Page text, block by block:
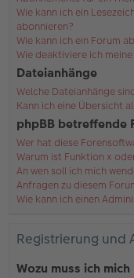
Wie kann ich ein
abonnieren?
Wie kann ich ein Forum
Wie deaktiviere ich
Dateianhänge
Welche Dateianhänge
Kann ich eine Übersicht
phpBB betreffende
Wer hat diese
Warum ist Funktion x
An wen soll ich mich
Anfragen zu diesem
Wie kann ich einen
Registrierung und
Wozu muss ich